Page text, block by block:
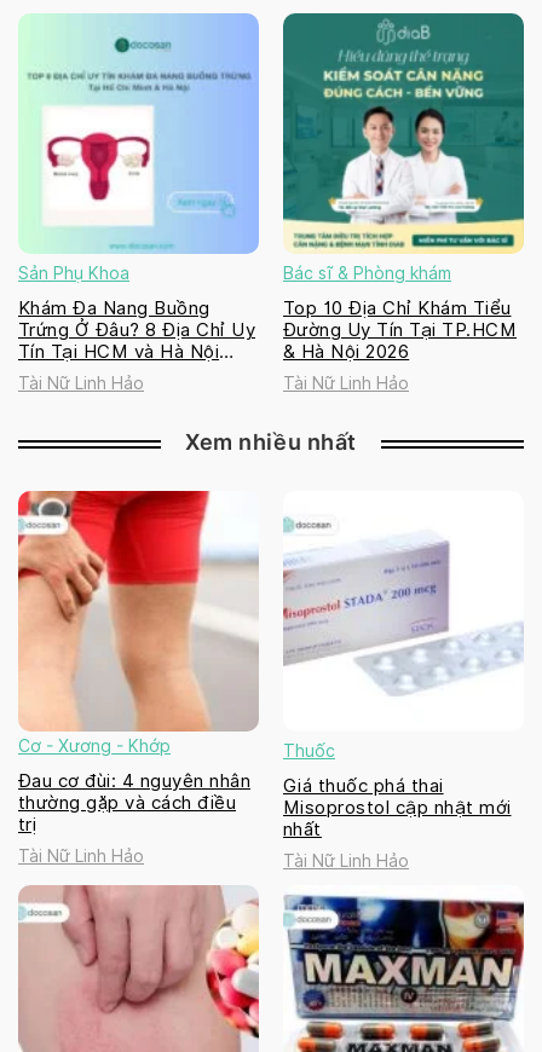
Sản Phụ Khoa
Khám Đa Nang Buồng
Trứng Ở Đâu? 8 Địa Chỉ Uy
Tín Tại HCM và Hà Nội
2026
Tài Nữ Linh Hảo
Bác sĩ & Phòng khám
Top 10 Địa Chỉ Khám Tiểu
Đường Uy Tín Tại TP.HCM
& Hà Nội 2026
Tài Nữ Linh Hảo
Xem nhiều nhất
Cơ - Xương - Khớp
Đau cơ đùi: 4 nguyên nhân
thường gặp và cách điều
trị
Tài Nữ Linh Hảo
Thuốc
Giá thuốc phá thai
Misoprostol cập nhật mới
nhất
Tài Nữ Linh Hảo